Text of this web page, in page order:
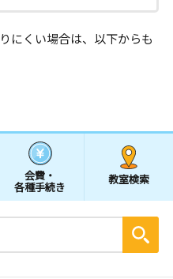
にくい場合は、以下からも
会費・
各種手続き
教室検索